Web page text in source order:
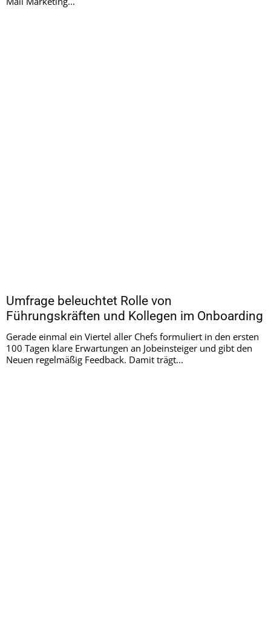
Umfrage beleuchtet Rolle von
Führungskräften und Kollegen im Onboarding
Gerade einmal ein Viertel aller Chefs formuliert in den ersten
100 Tagen klare Erwartungen an Jobeinsteiger und gibt den
Neuen regelmäßig Feedback. Damit trägt...